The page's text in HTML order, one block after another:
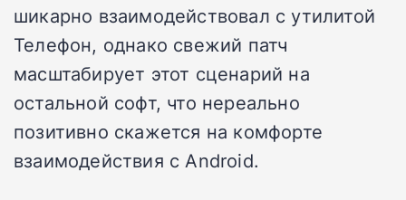
шикарно взаимодействовал с утилитой
Телефон, однако свежий патч
масштабирует этот сценарий на
остальной софт, что нереально
позитивно скажется на комфорте
взаимодействия с Android.